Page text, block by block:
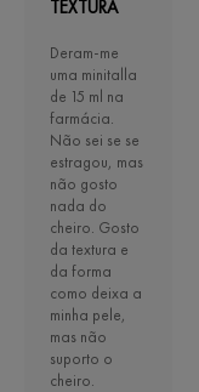
TEXTURA
Deram-me
uma minitalla
de 15 ml na
farmácia.
Não sei se se
estragou, mas
não gosto
nada do
cheiro. Gosto
da textura e
da forma
como deixa a
minha pele,
mas não
suporto o
cheiro.